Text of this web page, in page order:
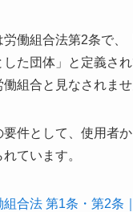
労働組合法第2条で、
した団体」と定義さ
働組合と見なされませ
要件として、使用者
ています。
組合法 第1条・第2条